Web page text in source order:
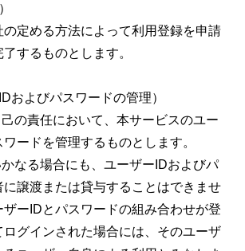
定める方法によって利用登録を申請
するものとします。
およびパスワードの管理）
の責任において、本サービスのユー
ードを管理するものとします。
なる場合にも、ユーザーIDおよびパ
に譲渡または貸与することはできませ
ザーIDとパスワードの組み合わせが登
グインされた場合には、そのユーザ